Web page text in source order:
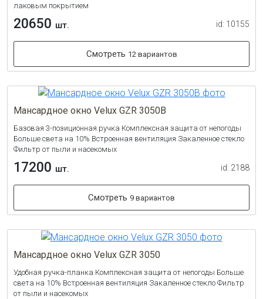
лаковым покрытием
20650 шт. id: 10155
Смотреть 12 вариантов
Мансардное окно Velux GZR 3050B
Базовая 3-позиционная ручка Комплексная защита от непогоды
Больше света на 10% Встроенная вентиляция Закаленное стекло
Фильтр от пыли и насекомых
17200 шт. id: 2188
Смотреть 9 вариантов
Мансардное окно Velux GZR 3050
Удобная ручка-планка Комплексная защита от непогоды Больше
света на 10% Встроенная вентиляция Закаленное стекло Фильтр
от пыли и насекомых